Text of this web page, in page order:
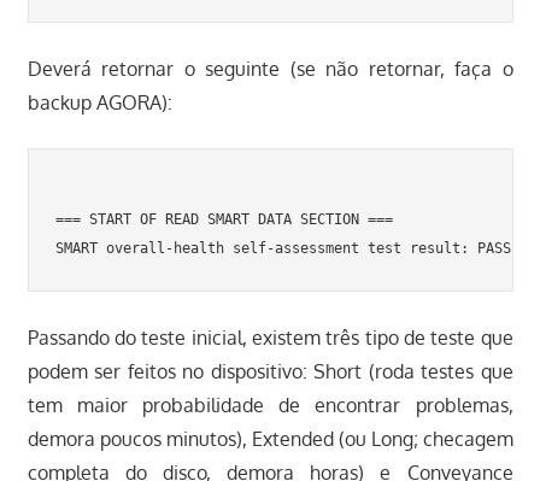
Deverá retornar o seguinte (se não retornar, faça o
backup AGORA):
=== START OF READ SMART DATA SECTION ===
Passando do teste inicial, existem três tipo de teste que
podem ser feitos no dispositivo: Short (roda testes que
tem maior probabilidade de encontrar problemas,
demora poucos minutos), Extended (ou Long; checagem
completa do disco, demora horas) e Conveyance